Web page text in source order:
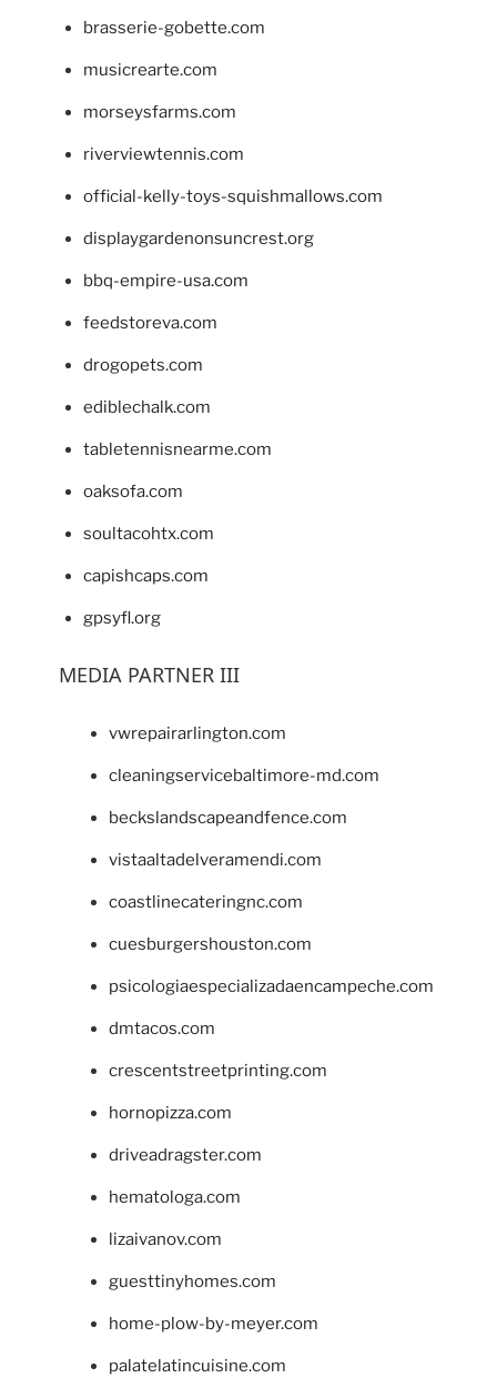
brasserie-gobette.com
musicrearte.com
morseysfarms.com
riverviewtennis.com
official-kelly-toys-squishmallows.com
displaygardenonsuncrest.org
bbq-empire-usa.com
feedstoreva.com
drogopets.com
ediblechalk.com
tabletennisnearme.com
oaksofa.com
soultacohtx.com
capishcaps.com
gpsyfl.org
MEDIA PARTNER III
vwrepairarlington.com
cleaningservicebaltimore-md.com
beckslandscapeandfence.com
vistaaltadelveramendi.com
coastlinecateringnc.com
cuesburgershouston.com
psicologiaespecializadaencampeche.com
dmtacos.com
crescentstreetprinting.com
hornopizza.com
driveadragster.com
hematologa.com
lizaivanov.com
guesttinyhomes.com
home-plow-by-meyer.com
palatelatincuisine.com